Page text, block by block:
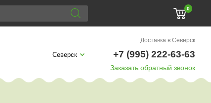
0
Северск
Доставка в Северск
+7 (995) 222-63-63
Заказать обратный звонок